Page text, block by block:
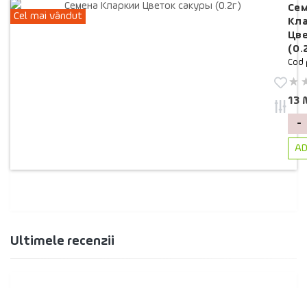
Cel mai vândut
Cod
13
-
Ultimele recenzii